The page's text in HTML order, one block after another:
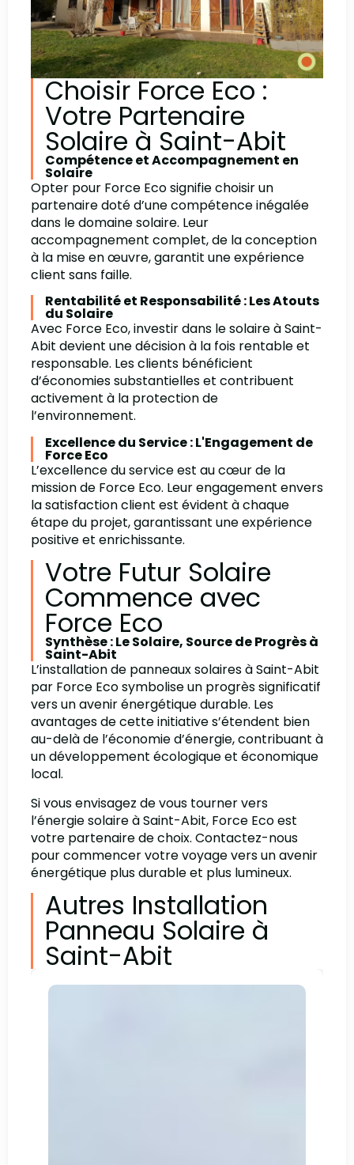
Choisir Force Eco :
Votre Partenaire
Solaire à Saint-Abit
Compétence et Accompagnement en
Solaire
Opter pour Force Eco signifie choisir un
partenaire doté d’une compétence inégalée
dans le domaine solaire. Leur
accompagnement complet, de la conception
à la mise en œuvre, garantit une expérience
client sans faille.
Rentabilité et Responsabilité : Les Atouts
du Solaire
Avec Force Eco, investir dans le solaire à Saint-
Abit devient une décision à la fois rentable et
responsable. Les clients bénéficient
d’économies substantielles et contribuent
activement à la protection de
l’environnement.
Excellence du Service : L'Engagement de
Force Eco
L’excellence du service est au cœur de la
mission de Force Eco. Leur engagement envers
la satisfaction client est évident à chaque
étape du projet, garantissant une expérience
positive et enrichissante.
Votre Futur Solaire
Commence avec
Force Eco
Synthèse : Le Solaire, Source de Progrès à
Saint-Abit
L’installation de panneaux solaires à Saint-Abit
par Force Eco symbolise un progrès significatif
vers un avenir énergétique durable. Les
avantages de cette initiative s’étendent bien
au-delà de l’économie d’énergie, contribuant à
un développement écologique et économique
local.
Si vous envisagez de vous tourner vers
l’énergie solaire à Saint-Abit, Force Eco est
votre partenaire de choix. Contactez-nous
pour commencer votre voyage vers un avenir
énergétique plus durable et plus lumineux.
Autres Installation
Panneau Solaire à
Saint-Abit